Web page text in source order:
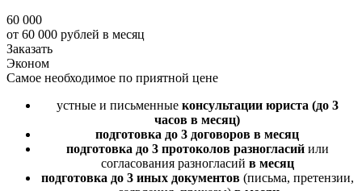
60 000
от 60 000 рублей в месяц
Заказать
Эконом
Самое необходимое по приятной цене
устные и письменные консультации юриста (до 3
часов в месяц)
подготовка до 3 договоров в месяц
подготовка до 3 протоколов разногласийили
согласования разногласий в месяц
подготовка до 3 иных документов(письма, претензии,